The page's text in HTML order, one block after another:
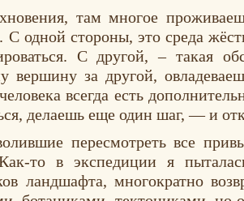
там многое
одной стороны, это среда
С другой, – такая
вершину за другой,
всегда есть
делаешь еще один шаг, — и
пересмотреть все
то в экспедиции я
ландшафта, многократно